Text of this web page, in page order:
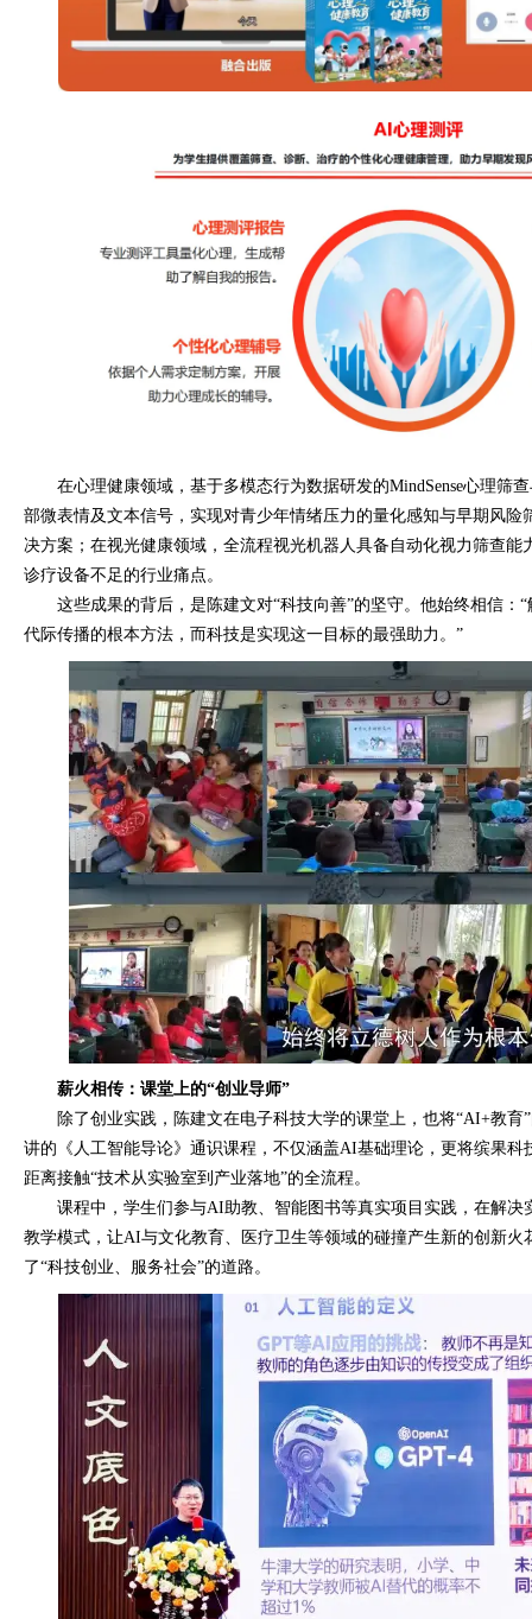
在心理健康领域，基于多模态行为数据研发的MindSense心理筛
部微表情及文本信号，实现对青少年情绪压力的量化感知与早期风险
决方案；在视光健康领域，全流程视光机器人具备自动化视力筛查能
诊疗设备不足的行业痛点。
这些成果的背后，是陈建文对“科技向善”的坚守。他始终相信：
代际传播的根本方法，而科技是实现这一目标的最强助力。”
薪火相传：课堂上的“创业导师”
除了创业实践，陈建文在电子科技大学的课堂上，也将“AI+教育
讲的《人工智能导论》通识课程，不仅涵盖AI基础理论，更将缤果科
距离接触“技术从实验室到产业落地”的全流程。
课程中，学生们参与AI助教、智能图书等真实项目实践，在解决
教学模式，让AI与文化教育、医疗卫生等领域的碰撞产生新的创新火
了“科技创业、服务社会”的道路。